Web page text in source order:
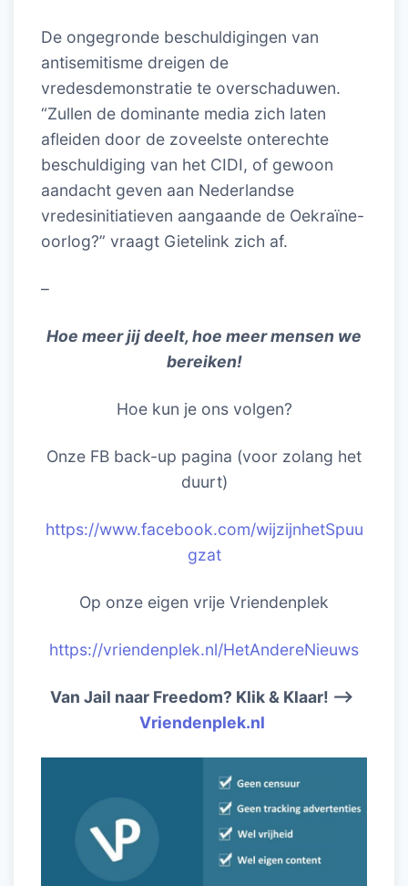
De ongegronde beschuldigingen van
antisemitisme dreigen de
vredesdemonstratie te overschaduwen.
“Zullen de dominante media zich laten
afleiden door de zoveelste onterechte
beschuldiging van het CIDI, of gewoon
aandacht geven aan Nederlandse
vredesinitiatieven aangaande de Oekraïne-
oorlog?” vraagt Gietelink zich af.
–
Hoe meer jij deelt, hoe meer mensen we
bereiken!
Hoe kun je ons volgen?
Onze FB back-up pagina (voor zolang het
duurt)
https://www.facebook.com/wijzijnhetSpuu
gzat
Op onze eigen vrije Vriendenplek
https://vriendenplek.nl/HetAndereNieuws
Van Jail naar Freedom? Klik & Klaar! –>
Vriendenplek.nl